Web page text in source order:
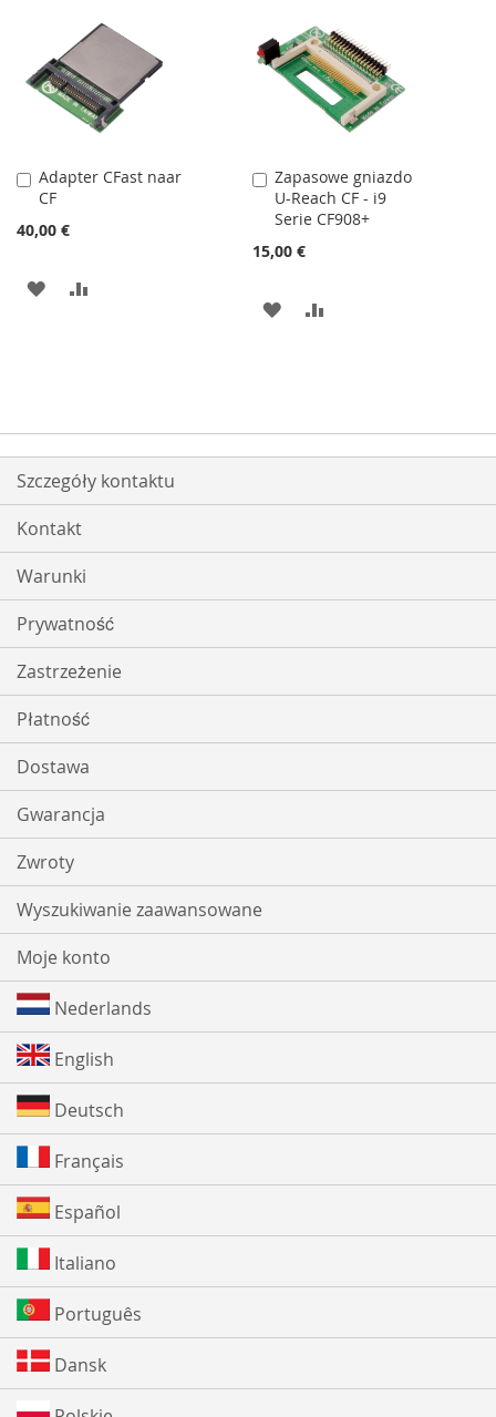
Adapter CFast naar
CF
40,00 €
Dodaj
do
koszyka
DODAJ
Zapasowe gniazdo
U-Reach CF - i9
Serie CF908+
15,00 €
Dodaj
do
koszyka
DODAJ
Szczegóły kontaktu
Kontakt
Warunki
Prywatność
Zastrzeżenie
Płatność
Dostawa
Gwarancja
Zwroty
Wyszukiwanie zaawansowane
Moje konto
Nederlands
English
Deutsch
Français
Español
Italiano
Português
Dansk